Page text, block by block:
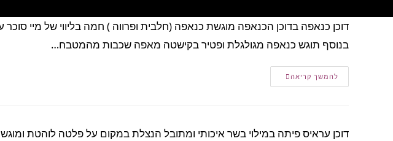
דוכן כנאפה בדוכן הכנאפה מוגשת כנאפה (חלבית ופרווה ) חמה בליווי של מיי סוכר
בנוסף תוגש כנאפה מגולגלת ופטיר בקישטה מאפה שכבות מהמטבח…
להמשך קריאה
דוכן עראיס פיתה במילוי בשר איכותי ומתובל הנצלת במקום על פלטה לוהטת